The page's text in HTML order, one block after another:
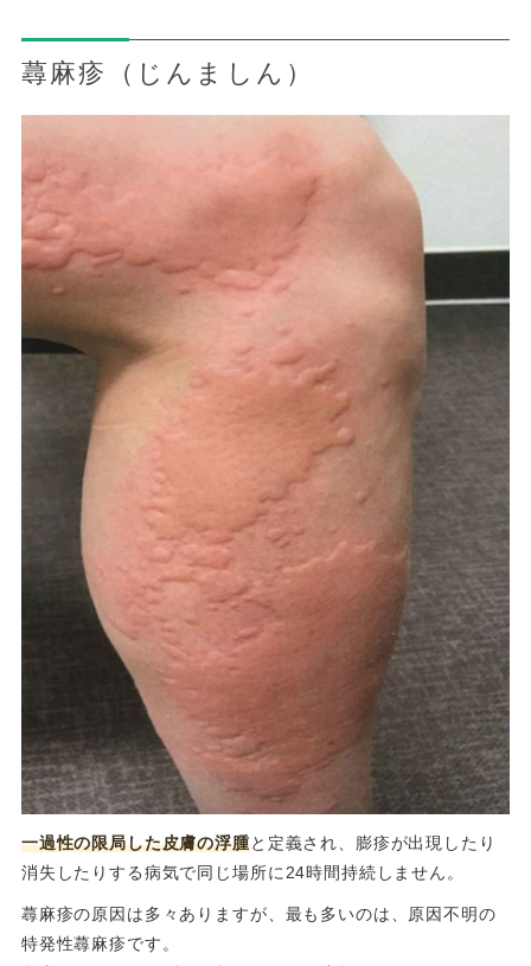
蕁麻疹（じんましん）
一過性の限局した皮膚の浮腫と定義され、膨疹が出現したり
消失したりする病気で同じ場所に24時間持続しません。
蕁麻疹の原因は多々ありますが、最も多いのは、原因不明の
特発性蕁麻疹です。